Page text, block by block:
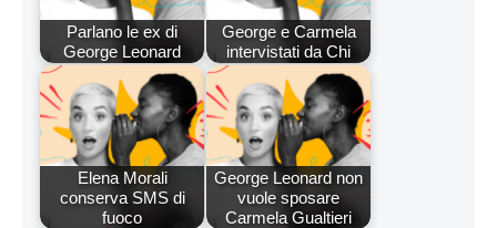
Parlano le ex di
George Leonard
George e Carmela
intervistati da Chi
Elena Morali
conserva SMS di
fuoco
George Leonard non
vuole sposare
Carmela Gualtieri